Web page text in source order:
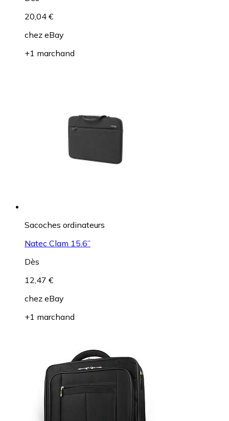
20,04 €
chez eBay
+1 marchand
Sacoches ordinateurs
Natec Clam 15.6”
Dès
12,47 €
chez eBay
+1 marchand